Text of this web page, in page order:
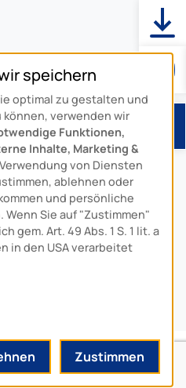
-MEDIA
speichern
optimal zu gestalten und
verwenden wir
Funktionen,
Inhalte, Marketing &
von Diensten
ablehnen oder
und persönliche
Sie auf "Zustimmen"
gem. Art. 49 Abs. 1 S. 1 lit. a
in den USA verarbeitet
Zustimmen